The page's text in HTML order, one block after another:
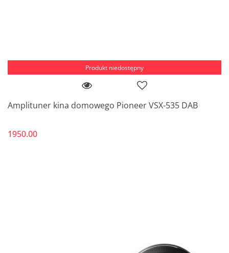
Produkt niedostępny
Amplituner kina domowego Pioneer VSX-535 DAB
1950.00